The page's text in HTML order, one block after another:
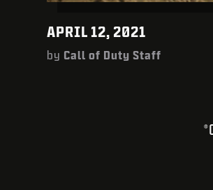
®
APRIL 12, 2021
by Call of Duty Staff